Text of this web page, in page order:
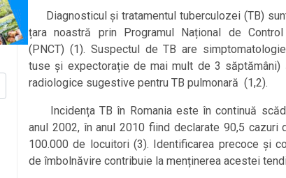
Diagnosticul și tratamentul tuberculozei (TB)
țara noastră prin Programul Național de
(PNCT) (1). Suspectul de TB are
tuse și expectorație de mai mult de 3 săptămâni)
radiologice sugestive pentru TB pulmonară (1,2).
Incidența TB în Romania este în continuă
anul 2002, în anul 2010 fiind declarate 90,5 cazuri
100.000 de locuitori (3). Identificarea precoce și
de îmbolnăvire contribuie la menținerea acestei